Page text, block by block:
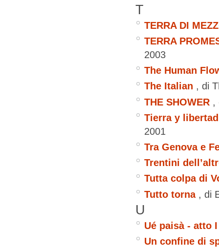
T
TERRA DI
TERRA
2003
The Human
The Italian , di
THE SHOWER ,
Tierra y
2001
Tra Genova e
Trentini
Tutta colpa di
Tutto torna , di
U
Ué paisà - atto
Un confine di